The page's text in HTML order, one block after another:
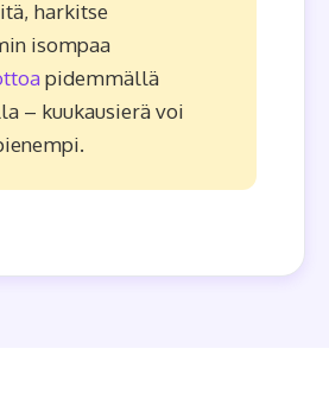
harkitse
isompaa
pidemmällä
– kuukausierä voi